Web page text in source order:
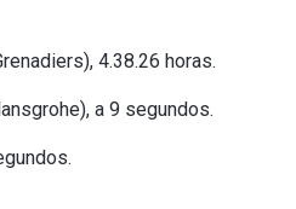
4.38.26 horas.
a 9 segundos.